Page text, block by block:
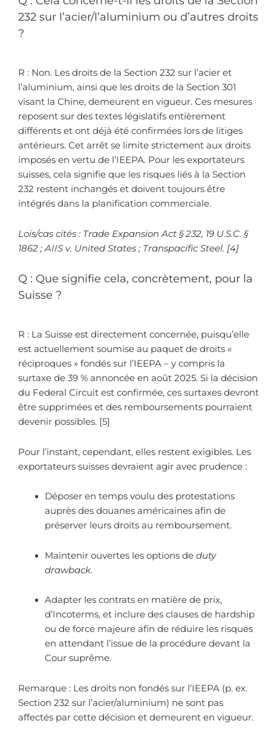
232 sur l’acier/l’aluminium ou d’autres droits
?
R : Non. Les droits de la Section 232 sur l’acier et
l’aluminium, ainsi que les droits de la Section 301
visant la Chine, demeurent en vigueur. Ces mesures
reposent sur des textes législatifs entièrement
différents et ont déjà été confirmées lors de litiges
antérieurs. Cet arrêt se limite strictement aux droits
imposés en vertu de l’IEEPA. Pour les exportateurs
suisses, cela signifie que les risques liés à la Section
232 restent inchangés et doivent toujours être
intégrés dans la planification commerciale.
Lois/cas cités : Trade Expansion Act § 232, 19 U.S.C. §
1862 ; AIIS v. United States ; Transpacific Steel. [4]
Q : Que signifie cela, concrètement, pour la
Suisse ?
R : La Suisse est directement concernée, puisqu’elle
est actuellement soumise au paquet de droits «
réciproques » fondés sur l’IEEPA – y compris la
surtaxe de 39 % annoncée en août 2025. Si la décision
du Federal Circuit est confirmée, ces surtaxes devront
être supprimées et des remboursements pourraient
devenir possibles. [5]
Pour l’instant, cependant, elles restent exigibles. Les
exportateurs suisses devraient agir avec prudence :
Déposer en temps voulu des protestations
auprès des douanes américaines afin de
préserver leurs droits au remboursement.
Maintenir ouvertes les options de duty
drawback.
Adapter les contrats en matière de prix,
d’Incoterms, et inclure des clauses de hardship
ou de force majeure afin de réduire les risques
en attendant l’issue de la procédure devant la
Cour suprême.
Remarque : Les droits non fondés sur l’IEEPA (p. ex.
Section 232 sur l’acier/aluminium) ne sont pas
affectés par cette décision et demeurent en vigueur.